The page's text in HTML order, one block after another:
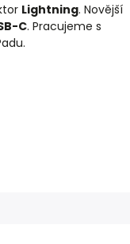
Lightning. Novější
C. Pracujeme s